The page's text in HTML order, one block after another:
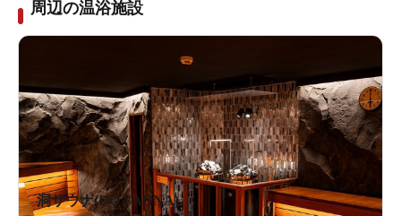
周辺の温浴施設
洞サウナ(DO SAUNA)